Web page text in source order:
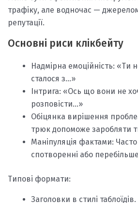
трафіку, але водночас —
репутації.
Основні риси клікбейту
Надмірна емоційність: «Ти
сталося з…»
Інтрига: «Ось що вони не
розповісти…»
Обіцянка вирішення
трюк допоможе заробляти
Маніпуляція фактами:
спотворенні або
Типові формати:
Заголовки в стилі таблоїдів.